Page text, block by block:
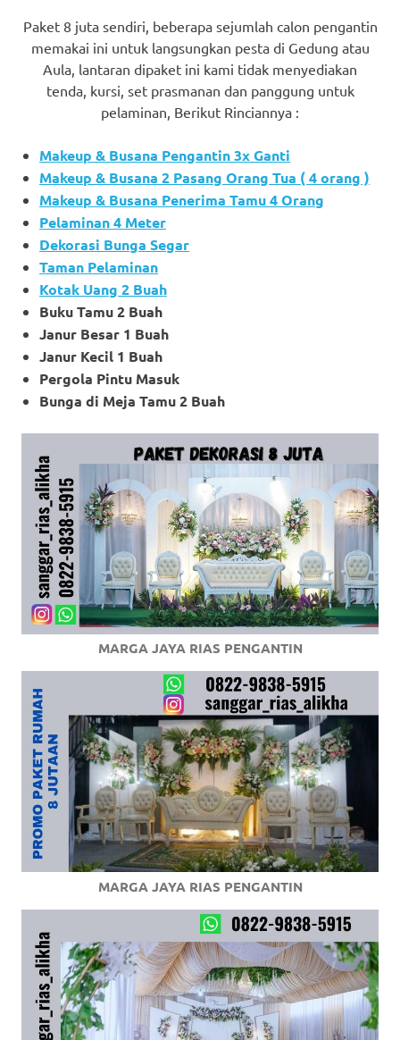
Paket 8 juta sendiri, beberapa sejumlah calon pengantin
memakai ini untuk langsungkan pesta di Gedung atau
Aula, lantaran dipaket ini kami tidak menyediakan
tenda, kursi, set prasmanan dan panggung untuk
pelaminan, Berikut Rinciannya :
Makeup & Busana Pengantin 3x Ganti
Makeup & Busana 2 Pasang Orang Tua ( 4 orang )
Makeup & Busana Penerima Tamu 4 Orang
Pelaminan 4 Meter
Dekorasi Bunga Segar
Taman Pelaminan
Kotak Uang 2 Buah
Buku Tamu 2 Buah
Janur Besar 1 Buah
Janur Kecil 1 Buah
Pergola Pintu Masuk
Bunga di Meja Tamu 2 Buah
MARGA JAYA RIAS PENGANTIN
MARGA JAYA RIAS PENGANTIN